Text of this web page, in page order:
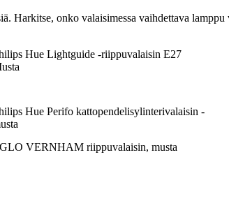
Harkitse, onko valaisimessa vaihdettava
Hue Lightguide -riippuvalaisin E27
Hue Perifo kattopendelisylinterivalaisin -
VERNHAM riippuvalaisin, musta